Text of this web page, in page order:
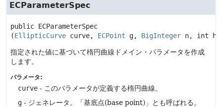
ECParameterSpec
public ECParameterSpec
(EllipticCurve curve, ECPoint g, BigInteger n, int h)
指定された値に基づいて楕円曲線ドメイン・パラメータを作成
します。
パラメータ:
curve - このパラメータが定義する楕円曲線。
g - ジェネレータ。「基底点(base point)」とも呼ばれる。